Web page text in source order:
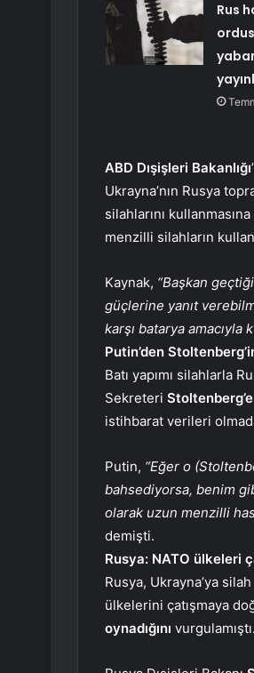
Rus
ABD Dışişleri Bakanlığı
Ukrayna’nın Rusya
silahlarını
menzilli silahların
Kaynak, “Başkan
güçlerine yanıt
karşı batarya amacıyla
Putin’den
Batı yapımı silahlarla
Sekreteri
istihbarat verileri
Putin, “Eğer o
bahsediyorsa, benim
olarak uzun menzilli
demişti.
Rusya: NATO ülkeleri
Rusya, Ukrayna’ya silah
ülkelerini çatışmaya
oynadığını vurgulamıştı.